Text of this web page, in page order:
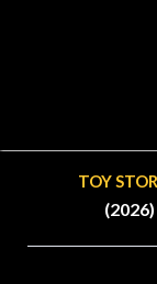
TOY
(2026)